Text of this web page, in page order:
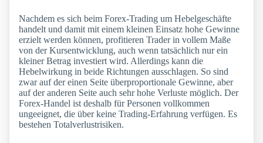
Nachdem es sich beim Forex-Trading um Hebelgeschäfte
handelt und damit mit einem kleinen Einsatz hohe Gewinne
erzielt werden können, profitieren Trader in vollem Maße
von der Kursentwicklung, auch wenn tatsächlich nur ein
kleiner Betrag investiert wird. Allerdings kann die
Hebelwirkung in beide Richtungen ausschlagen. So sind
zwar auf der einen Seite überproportionale Gewinne, aber
auf der anderen Seite auch sehr hohe Verluste möglich. Der
Forex-Handel ist deshalb für Personen vollkommen
ungeeignet, die über keine Trading-Erfahrung verfügen. Es
bestehen Totalverlustrisiken.